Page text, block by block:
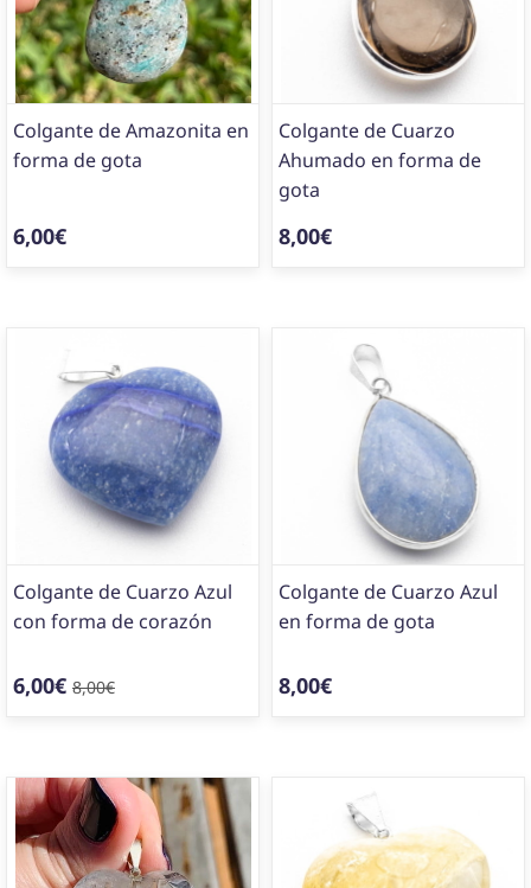
Colgante de Amazonita en
forma de gota
6,00€
Colgante de Cuarzo
Ahumado en forma de
gota
8,00€
Colgante de Cuarzo Azul
con forma de corazón
6,00€ 8,00€
Colgante de Cuarzo Azul
en forma de gota
8,00€